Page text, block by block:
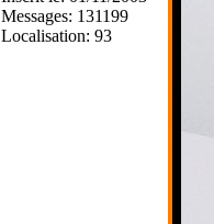
Messages: 131199
Localisation: 93